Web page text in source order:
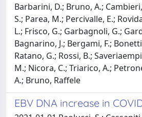
Barbarini, D.; Bruno, A.;
S.; Parea, M.; Percivalle, E.;
L.; Frisco, G.; Garbagnoli, G.;
Bagnarino, J.; Bergami, F.;
Ratano, G.; Rossi, B.;
M.; Nicora, C.; Triarico, A.;
A.; Bruno, Raffele
EBV DNA increase in